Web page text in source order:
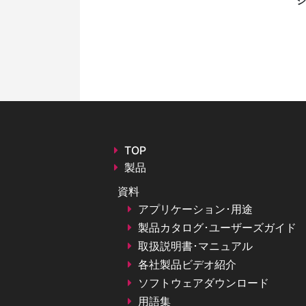
TOP
製品
資料
アプリケーション･用途
製品カタログ･ユーザーズガイド
取扱説明書･マニュアル
各社製品ビデオ紹介
ソフトウェアダウンロード
用語集